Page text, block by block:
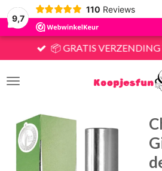
9,7
110 Reviews
📦 GRATIS